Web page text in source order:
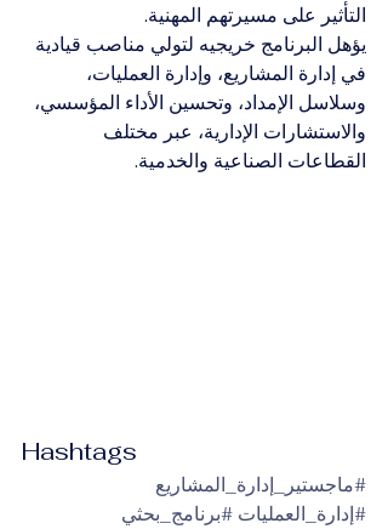
التأثير على مسيرتهم المهنية.
يؤهل البرنامج خريجيه لتولي مناصب قيادية
في إدارة المشاريع، وإدارة العمليات،
وسلاسل الإمداد، وتحسين الأداء المؤسسي،
والاستشارات الإدارية، عبر مختلف
القطاعات الصناعية والخدمية.
Hashtags
#ماجستير_إدارة_المشاريع
#إدارة_العمليات #برنامج_بحثي